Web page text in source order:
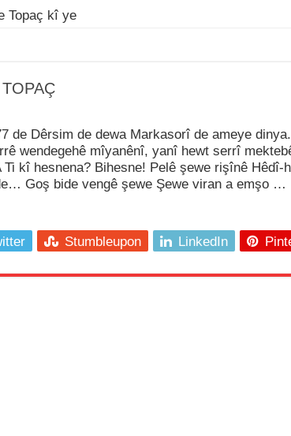
Topaç kî ye
de Dêrsim de dewa Markasorî de ameye
wendegehê mîyanênî, yanî hewt serrî
Ti kî hesnena? Bihesne! Pelê şewe rişînê Hêdî-
Goş bide vengê şewe Şewe viran a emşo …
Stumbleupon LinkedIn